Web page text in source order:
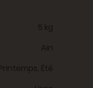
5 kg
Ain
Été